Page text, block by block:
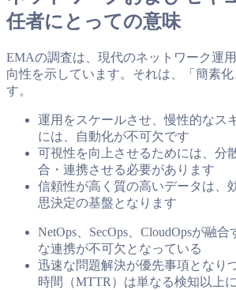
任者にとっての意味
EMAの調査は、現代のネットワーク運
向性を示しています。それは、「簡素
す。
運用をスケールさせ、慢性的なス
には、自動化が不可欠です
可視性を向上させるためには、分
合・連携させる必要があります
信頼性が高く質の高いデータは、
思決定の基盤となります
NetOps、SecOps、CloudOpsが融
な連携が不可欠となっている
迅速な問題解決が優先事項となり
時間（MTTR）は単なる検知以上